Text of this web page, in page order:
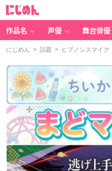
作品名 声優 舞台俳優
にじめん > 話題 > ヒプノシスマイク